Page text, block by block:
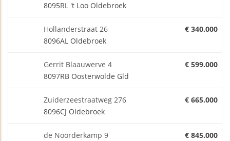
8095RL 't Loo Oldebroek
Hollanderstraat 26
8096AL Oldebroek
€ 340.000
Gerrit Blaauwerve 4
8097RB Oosterwolde Gld
€ 599.000
Zuiderzeestraatweg 276
8096CJ Oldebroek
€ 665.000
de Noorderkamp 9
€ 845.000